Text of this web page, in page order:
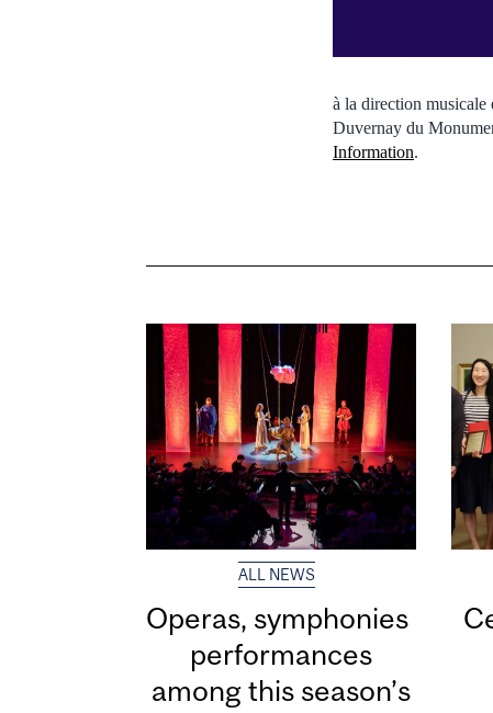
à la direction musicale
Duvernay du
Information.
ALL NEWS
Operas, symphonies and
performances
among this season’s